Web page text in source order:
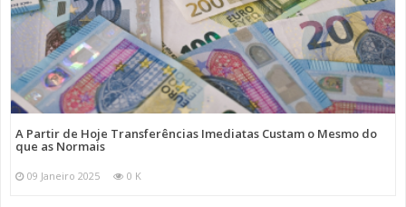
A Partir de Hoje Transferências Imediatas Custam o Mesmo do
que as Normais
09 Janeiro 2025 0 K